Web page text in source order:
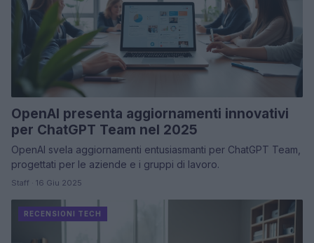
OpenAI presenta aggiornamenti innovativi
per ChatGPT Team nel 2025
OpenAI svela aggiornamenti entusiasmanti per ChatGPT Team,
progettati per le aziende e i gruppi di lavoro.
Staff · 16 Giu 2025
RECENSIONI TECH